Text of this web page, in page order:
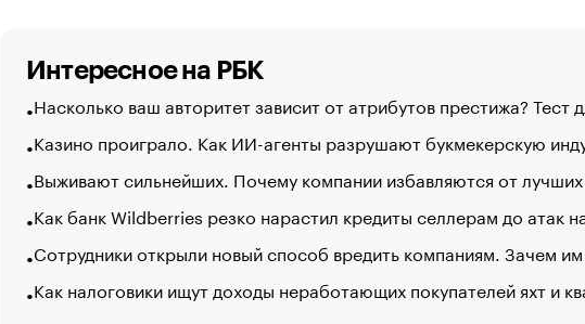
Интересное на РБК
Насколько ваш авторитет зависит от атрибутов престижа? Тест
Казино проиграло. Как ИИ-агенты разрушают букмекерскую
Выживают сильнейших. Почему компании избавляются от лучших
Как банк Wildberries резко нарастил кредиты селлерам до атак
Сотрудники открыли новый способ вредить компаниям. Зачем
Как налоговики ищут доходы неработающих покупателей яхт и